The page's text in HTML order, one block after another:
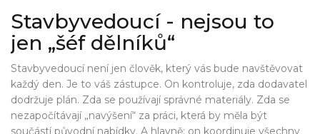
Stavbyvedoucí - nejsou to
jen „šéf dělníků“
Stavbyvedoucí není jen člověk, který vás bude navštěvovat
každý den. Je to váš zástupce. On kontroluje, zda dodavatel
dodržuje plán. Zda se používají správné materiály. Zda se
nezapočítávají „navýšení“ za práci, která by měla být
součástí původní nabídky. A hlavně: on koordinuje všechny